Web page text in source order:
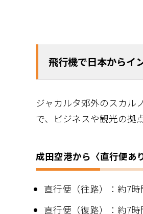
関西国際空港から
中部国際空港から
飛行機で日本か
成田空港から
関西国際空港から
中部国際空港から
日本とインドネシ
【映像でみる】
飛行機で日本からイ
ジャカルタ郊外のスカル
で、ビジネスや観光の拠
成田空港から〈直行便あ
直行便（往路）：約7時
直行便（復路）：約7時